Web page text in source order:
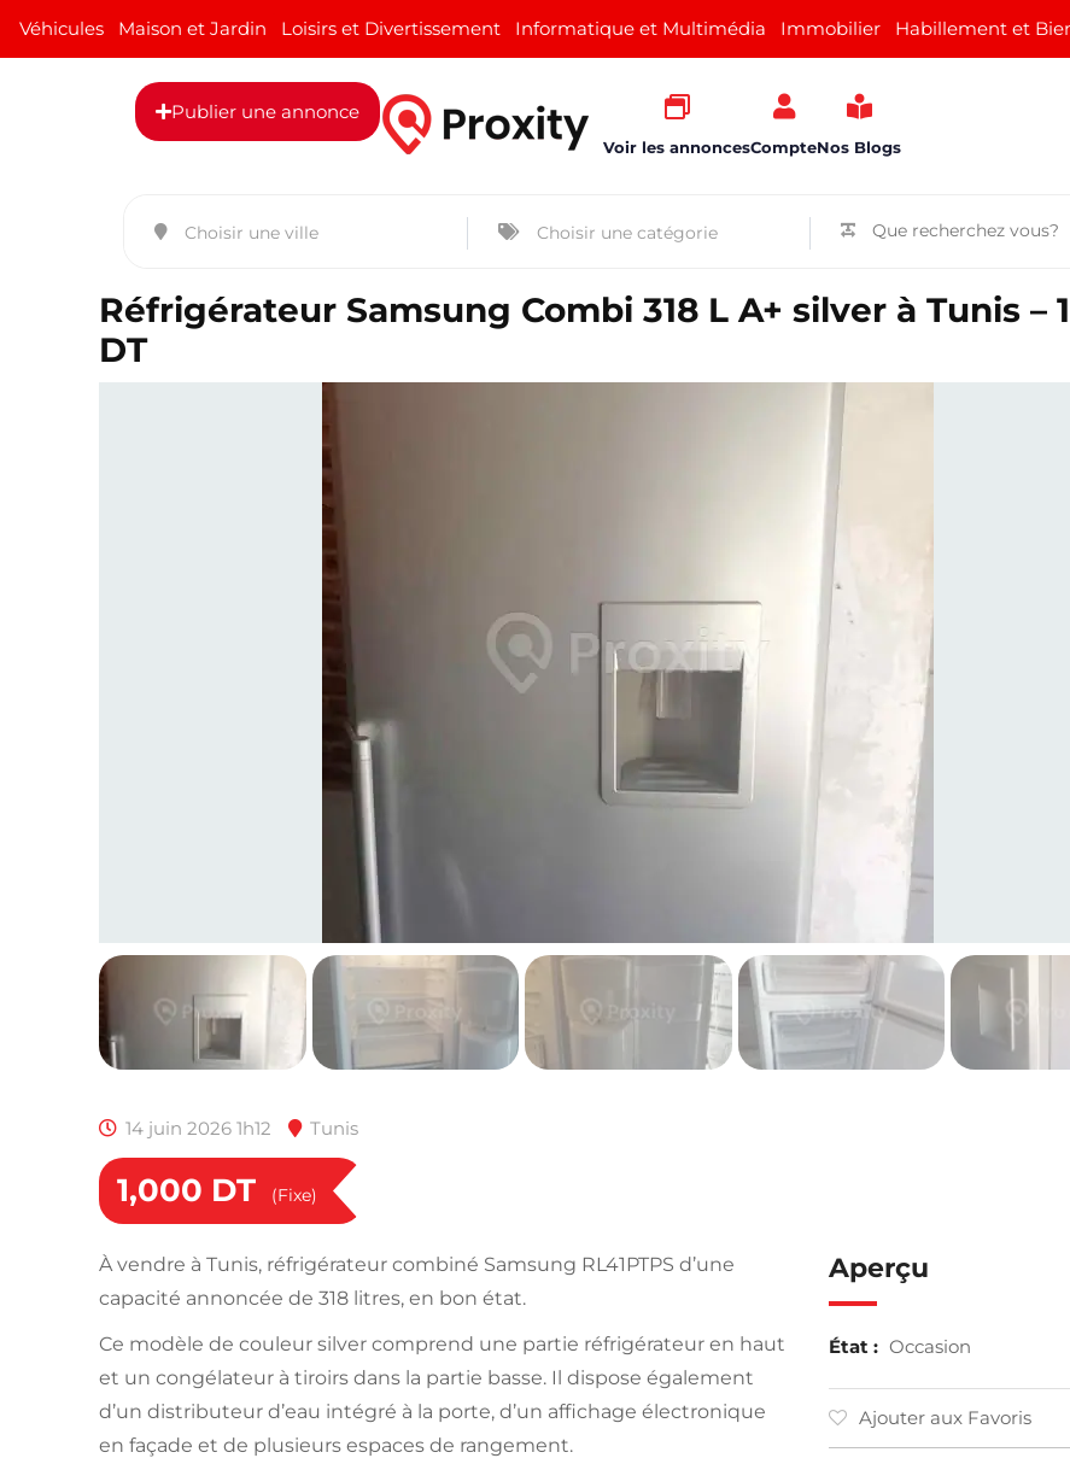
Véhicules Maison et Jardin Loisirs et Divertissement Informatique et Multimédia Immobilier Habillement et
Publier une annonce
Voir les annoncesCompteNos Blogs
Réfrigérateur Samsung Combi 318 L A+ silver à Tunis –
DT
14 juin 2026 1h12 Tunis
1,000 DT (Fixe)
À vendre à Tunis, réfrigérateur combiné Samsung RL41PTPS d’une
capacité annoncée de 318 litres, en bon état.
Ce modèle de couleur silver comprend une partie réfrigérateur en haut
et un congélateur à tiroirs dans la partie basse. Il dispose également
d’un distributeur d’eau intégré à la porte, d’un affichage électronique
en façade et de plusieurs espaces de rangement.
Aperçu
État : Occasion
Ajouter aux Favoris